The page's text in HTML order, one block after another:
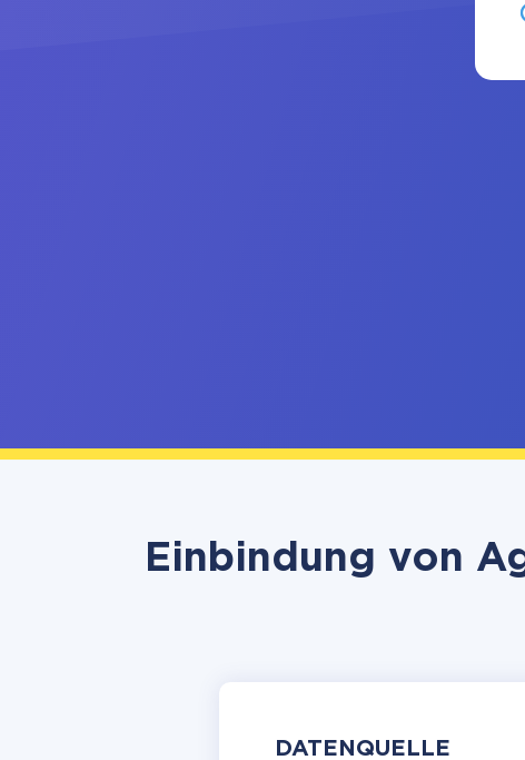
Einbindung von
DATENQUELLE